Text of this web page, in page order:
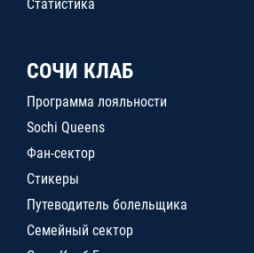
Статистика
СОЧИ КЛАБ
Программа лояльности
Sochi Queens
Фан-сектор
Стикеры
Путеводитель болельщика
Семейный сектор